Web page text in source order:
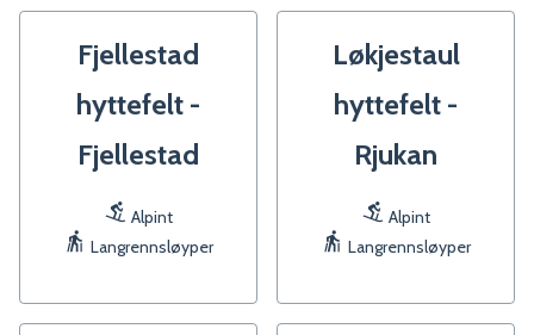
Fjellestad
hyttefelt -
Fjellestad
Alpint
Langrennsløyper
Løkjestaul
hyttefelt -
Rjukan
Alpint
Langrennsløyper